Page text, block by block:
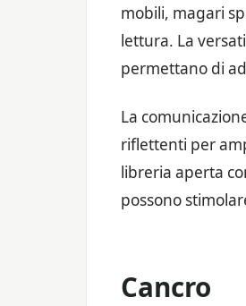
mobili, magari
lettura. La
permettano di
La
riflettenti per
libreria aperta
possono
Cancro